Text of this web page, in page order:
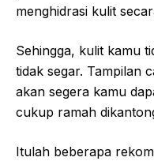
menghidrasi kulit
Sehingga, kulit kamu
tidak segar. Tampilan
akan segera kamu
cukup ramah
Itulah beberapa